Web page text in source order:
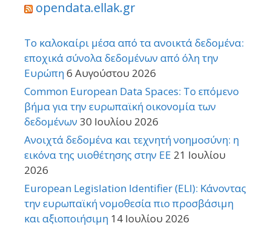
opendata.ellak.gr
Το καλοκαίρι μέσα από τα ανοικτά δεδομένα:
εποχικά σύνολα δεδομένων από όλη την
Ευρώπη6 Αυγούστου 2026
Common European Data Spaces: Το επόμενο
βήμα για την ευρωπαϊκή οικονομία των
δεδομένων 30 Ιουλίου 2026
Ανοιχτά δεδομένα και τεχνητή νοημοσύνη: η
εικόνα της υιοθέτησης στην ΕΕ 21 Ιουλίου
2026
European Legislation Identifier (ELI): Κάνοντας
την ευρωπαϊκή νομοθεσία πιο προσβάσιμη
και αξιοποιήσιμη 14 Ιουλίου 2026